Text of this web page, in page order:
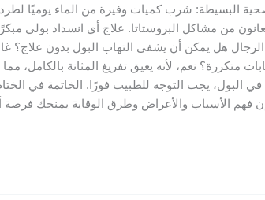
البسيطة: شرب كميات وفيرة من الماء يوميًا
من مشاكل البروستاتا. علاج أي انسداد بولي
الرجال هل يمكن أن يشفى التهاب البول بدون علاج؟
نعم، لأنه يعيق تفريغ المثانة بالكامل،
يجب التوجه للطبيب فورًا. الخاتمة في
الأسباب والأعراض وطرق الوقاية يمنحك